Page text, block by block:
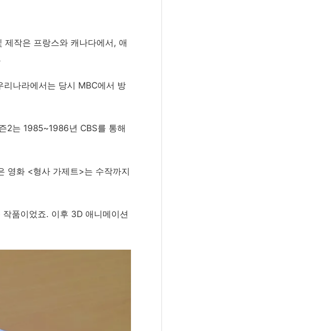
제작은 프랑스와 캐나다에서, 애
나라에서는 당시 MBC에서 방
2는 1985~1986년 CBS를 통해
영화 <형사 가제트>는 수작까지
품이었죠. 이후 3D 애니메이션